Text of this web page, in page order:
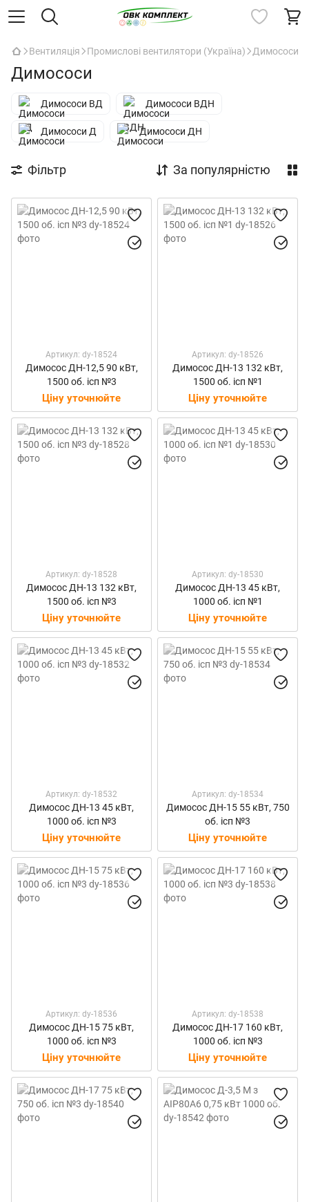
Вентиляція Промислові вентилятори (Україна) Димососи
Димососи
Димососи ВД Димососи ВДН
Димососи Д Димососи ДН
Фільтр За популярністю
Артикул: dy-18524
Димосос ДН-12,5 90 кВт,
1500 об. ісп №3
Ціну уточнюйте
Артикул: dy-18526
Димосос ДН-13 132 кВт,
1500 об. ісп №1
Ціну уточнюйте
Артикул: dy-18528
Димосос ДН-13 132 кВт,
1500 об. ісп №3
Ціну уточнюйте
Артикул: dy-18530
Димосос ДН-13 45 кВт,
1000 об. ісп №1
Ціну уточнюйте
Артикул: dy-18532
Димосос ДН-13 45 кВт,
1000 об. ісп №3
Ціну уточнюйте
Артикул: dy-18534
Димосос ДН-15 55 кВт, 750
об. ісп №3
Ціну уточнюйте
Артикул: dy-18536
Димосос ДН-15 75 кВт,
1000 об. ісп №3
Ціну уточнюйте
Артикул: dy-18538
Димосос ДН-17 160 кВт,
1000 об. ісп №3
Ціну уточнюйте